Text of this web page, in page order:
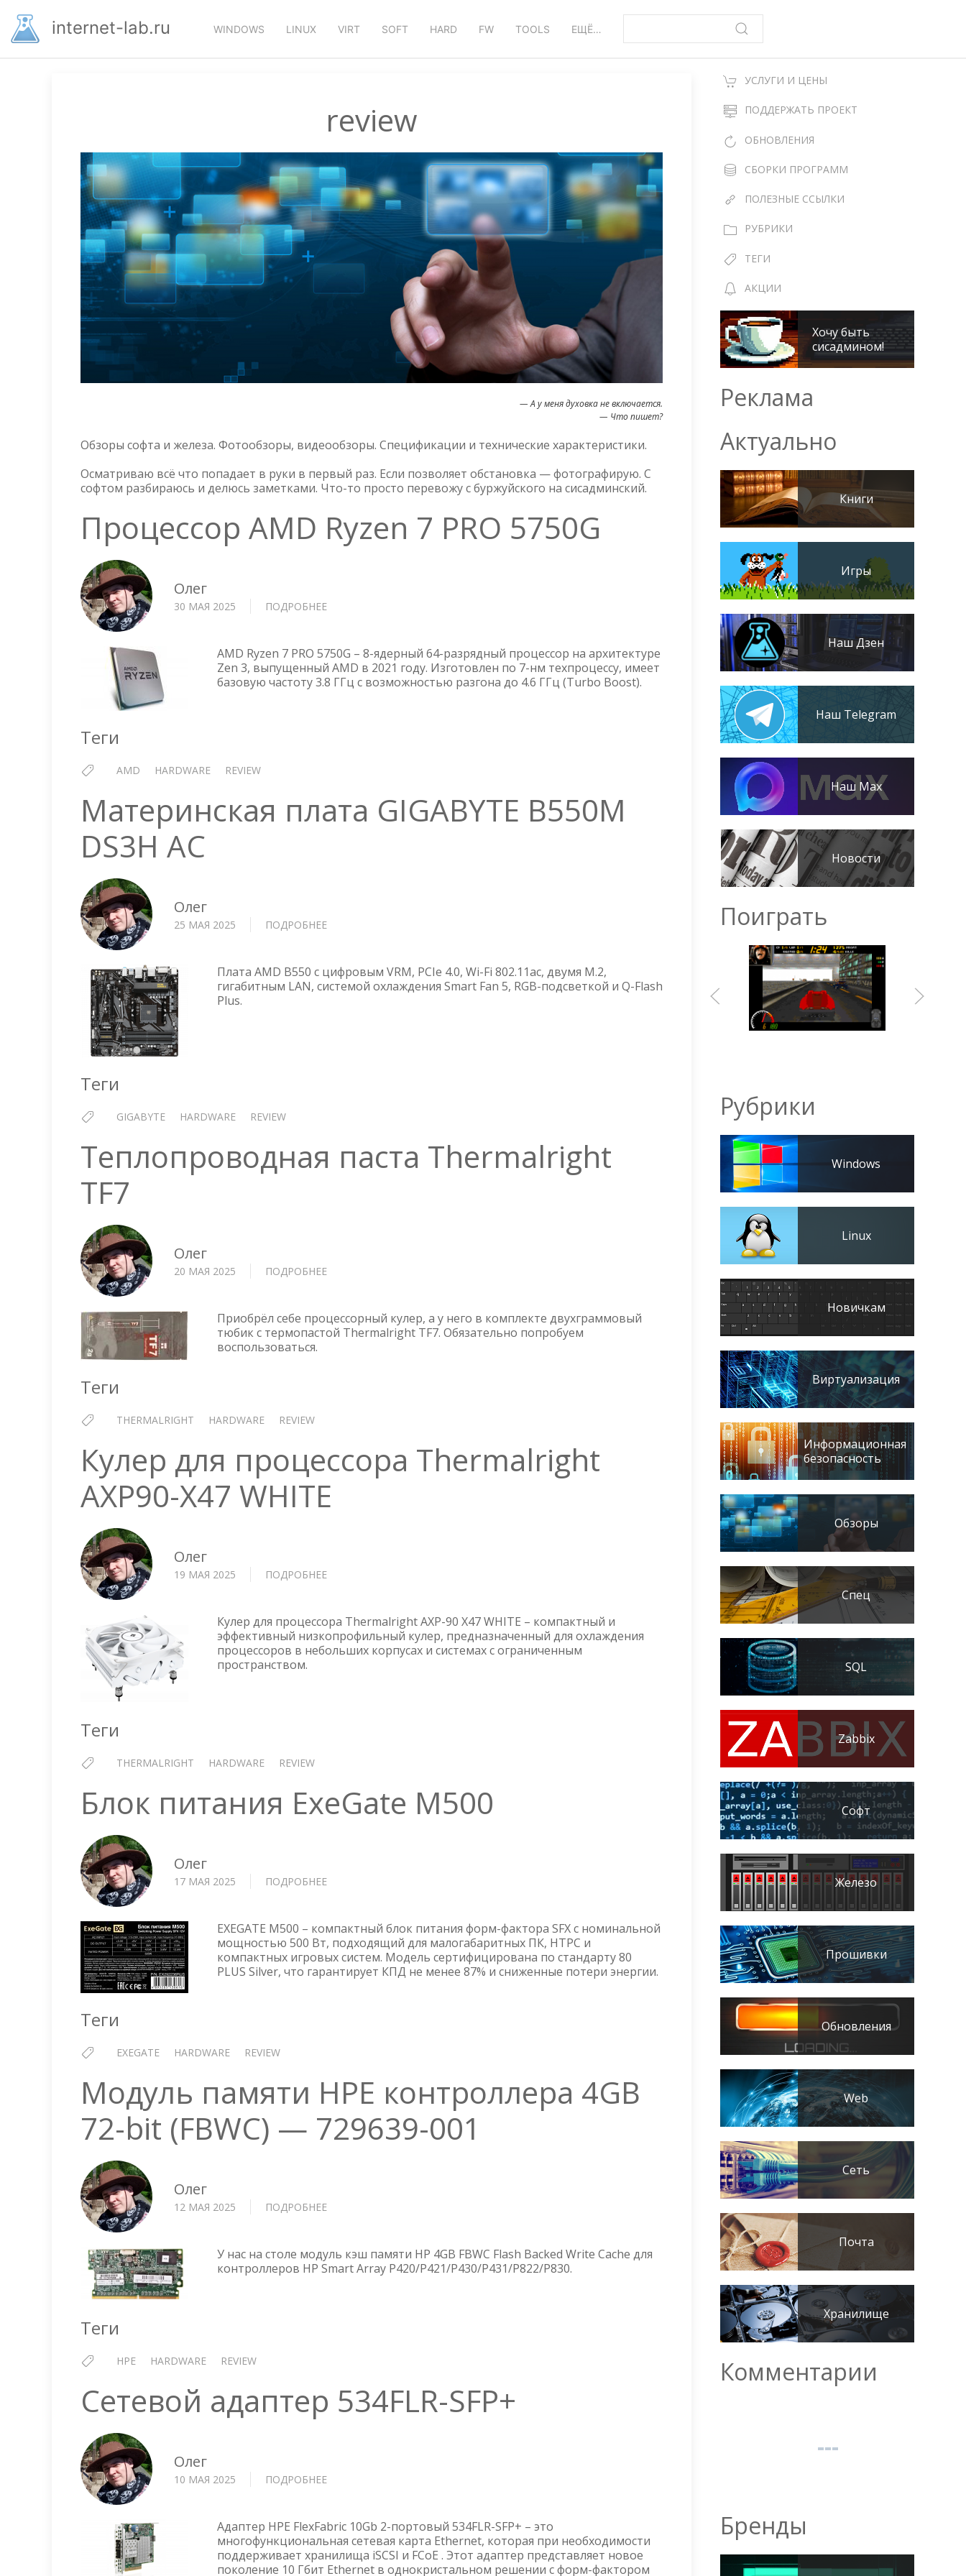
основномуinternet-lab.ru WINDOWS LINUX VIRT SOFT HARD FW TOOLS ЕЩЁ…
review
— А у меня духовка не включается.
— Что пишет?
Обзоры софта и железа. Фотообзоры, видеообзоры. Спецификации и технические характеристики.
Осматриваю всё что попадает в руки в первый раз. Если позволяет обстановка — фотографирую. С
софтом разбираюсь и делюсь заметками. Что-то просто перевожу с буржуйского на сисадминский.
Процессор AMD Ryzen 7 PRO 5750G
Олег
30 МАЯ 2025 ПОДРОБНЕЕ
RYZEN
7
PRO
AMD Ryzen 7 PRO 5750G – 8-ядерный 64-разрядный процессор на архитектуре
Zen 3, выпущенный AMD в 2021 году. Изготовлен по 7-нм техпроцессу, имеет
базовую частоту 3.8 ГГц с возможностью разгона до 4.6 ГГц (Turbo Boost).
Теги
AMD HARDWARE REVIEW
Материнская плата GIGABYTE B550M
DS3H AC
Олег
25 МАЯ 2025 ПОДРОБНЕЕ
GIGABYTE
B550M
Плата AMD B550 с цифровым VRM, PCIe 4.0, Wi-Fi 802.11ac, двумя M.2,
гигабитным LAN, системой охлаждения Smart Fan 5, RGB-подсветкой и Q-Flash
Plus.
Теги
GIGABYTE HARDWARE REVIEW
Теплопроводная паста Thermalright
TF7
Олег
20 МАЯ 2025 ПОДРОБНЕЕ
THERMALRIGHT
TF7
Приобрёл себе процессорный кулер, а у него в комплекте двухграммовый
тюбик с термопастой Thermalright TF7. Обязательно попробуем
воспользоваться.
Теги
THERMALRIGHT HARDWARE REVIEW
Кулер для процессора Thermalright
AXP90-X47 WHITE
Олег
19 МАЯ 2025 ПОДРОБНЕЕ
ПРОЦЕССОРА
THERMALRIGHT
AXP90-
Кулер для процессора Thermalright AXP-90 X47 WHITE – компактный и
эффективный низкопрофильный кулер, предназначенный для охлаждения
процессоров в небольших корпусах и системах с ограниченным
пространством.
Теги
THERMALRIGHT HARDWARE REVIEW
Блок питания ExeGate M500
Олег
17 МАЯ 2025 ПОДРОБНЕЕ
EXEGATE
M500
EXEGATE M500 – компактный блок питания форм-фактора SFX с номинальной
мощностью 500 Вт, подходящий для малогабаритных ПК, HTPC и
компактных игровых систем. Модель сертифицирована по стандарту 80
PLUS Silver, что гарантирует КПД не менее 87% и сниженные потери энергии.
Теги
EXEGATE HARDWARE REVIEW
Модуль памяти HPE контроллера 4GB
72-bit (FBWC) — 729639-001
Олег
12 МАЯ 2025 ПОДРОБНЕЕ
HPE
КОНТРОЛЛЕРА
У нас на столе модуль кэш памяти HP 4GB FBWC Flash Backed Write Cache для
контроллеров HP Smart Array P420/P421/P430/P431/P822/P830.
Теги
HPE HARDWARE REVIEW
Сетевой адаптер 534FLR-SFP+
Олег
10 МАЯ 2025 ПОДРОБНЕЕ
534FLR-
SFP+
Адаптер HPE FlexFabric 10Gb 2-портовый 534FLR-SFP+ – это
многофункциональная сетевая карта Ethernet, которая при необходимости
поддерживает хранилища iSCSI и FCoE . Этот адаптер представляет новое
поколение 10 Гбит Ethernet в однокристальном решении с форм-фактором
УСЛУГИ И ЦЕНЫ
ПОДДЕРЖАТЬ ПРОЕКТ
ОБНОВЛЕНИЯ
СБОРКИ ПРОГРАММ
ПОЛЕЗНЫЕ ССЫЛКИ
РУБРИКИ
ТЕГИ
АКЦИИ
Хочу быть
сисадмином!
Реклама
Актуально
Книги
Игры
Наш Дзен
Наш Telegram
Наш Max
Новости
Поиграть
Рубрики
Windows
Linux
Новичкам
Виртуализация
Информационная
безопасность
Обзоры
Спец
SQL
Zabbix
Софт
Железо
Прошивки
Обновления
Web
Сеть
Почта
Хранилище
Комментарии
Бренды